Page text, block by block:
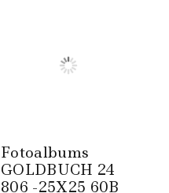
Fotoalbums
GOLDBUCH 24
806 -25X25 60B